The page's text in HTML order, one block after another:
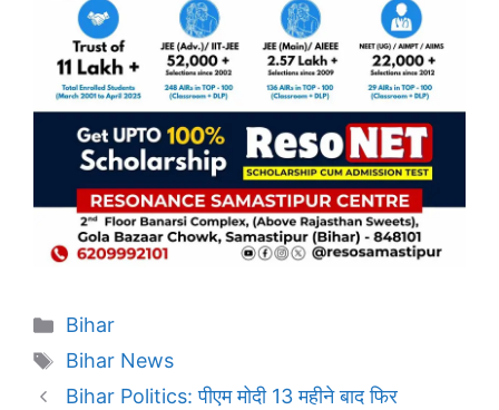
Categories
Bihar
Tags
Bihar News
Bihar Politics: पीएम मोदी 13 महीने बाद फिर